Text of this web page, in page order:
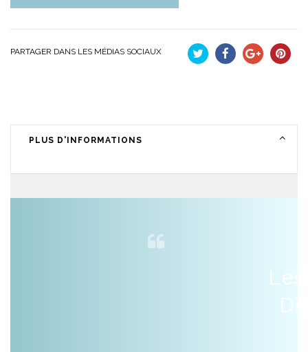
PARTAGER DANS LES MÉDIAS SOCIAUX
PLUS D'INFORMATIONS